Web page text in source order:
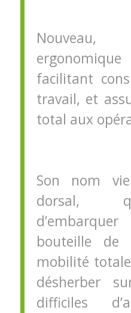
facilitant
travail, et
total aux
Son nom
dorsal,
bouteille de
mobilité
désherber
difficiles